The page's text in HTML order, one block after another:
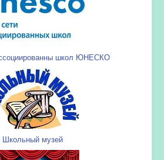
школ ЮНЕСКО
Школьный музей